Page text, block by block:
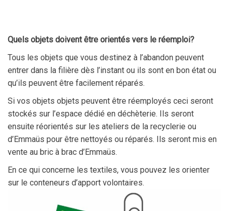
Quels objets doivent être orientés vers le réemploi?
Tous les objets que vous destinez à l’abandon peuvent
entrer dans la filière dès l’instant ou ils sont en bon état ou
qu’ils peuvent être facilement réparés.
Si vos objets objets peuvent être réemployés ceci seront
stockés sur l’espace dédié en déchèterie. Ils seront
ensuite réorientés sur les ateliers de la recyclerie ou
d’Emmaüs pour être nettoyés ou réparés. Ils seront mis en
vente au bric à brac d’Emmaüs.
En ce qui concerne les textiles, vous pouvez les orienter
sur le conteneurs d’apport volontaires.